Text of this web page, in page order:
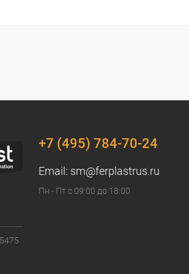
+7 (495) 784-70-24
Email: sm@ferplastrus.ru
Пн - Пт с 09:00 до 18:00